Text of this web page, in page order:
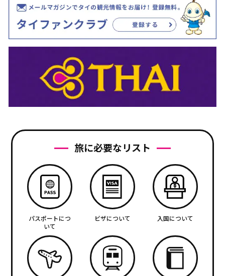
旅に必要なリスト
パスポートにつ
いて
ビザについて 入国について